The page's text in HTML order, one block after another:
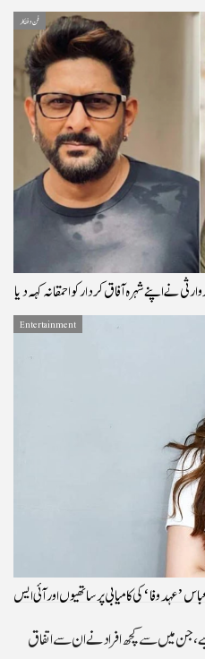
فن و فنکار
نے اپنے شہرہ آفاق کردار کو احمقانہ کہہ دیا
Entertainment
جن میں سے کچھ افراد نے ان سے اتفاق